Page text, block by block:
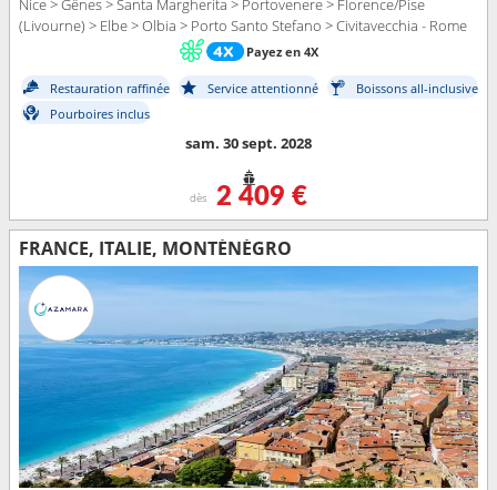
Nice > Gênes > Santa Margherita > Portovenere > Florence/Pise
(Livourne) > Elbe > Olbia > Porto Santo Stefano > Civitavecchia - Rome
Payez en 4X
Restauration raffinée Service attentionné
Boissons all-inclusive
Pourboires inclus
sam. 30 sept. 2028
dès 2 409 €
FRANCE, ITALIE, MONTÉNÉGRO